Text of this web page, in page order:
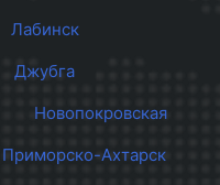
Лабинск
Джубга
Новопокровская
Приморско-Ахтарск